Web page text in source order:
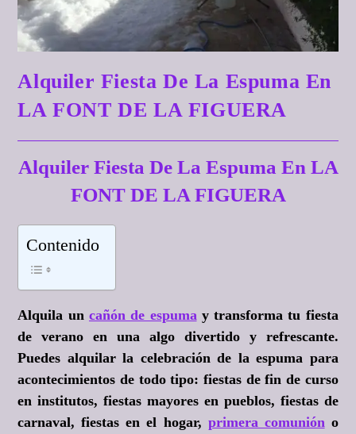
Alquiler Fiesta De La Espuma En
LA FONT DE LA FIGUERA
Alquiler Fiesta De La Espuma En LA
FONT DE LA FIGUERA
Contenido
Alquila un cañón de espuma y transforma tu fiesta
de verano en una algo divertido y refrescante.
Puedes alquilar la celebración de la espuma para
acontecimientos de todo tipo: fiestas de fin de curso
en institutos, fiestas mayores en pueblos, fiestas de
carnaval, fiestas en el hogar, primera comunión o